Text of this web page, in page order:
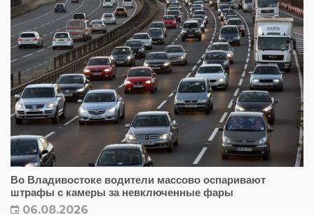
Во Владивостоке водители массово оспаривают
штрафы с камеры за невключенные фары
06.08.2026